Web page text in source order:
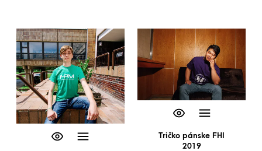
Tričko pánske FHI
2019